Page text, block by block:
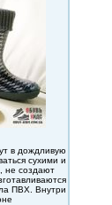
в дождливую
сухими и
не создают
ПВХ. Внутри